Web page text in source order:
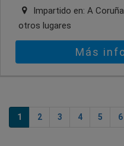
Impartido en: A
otros lugares
Más
1 2 3 4 5 6